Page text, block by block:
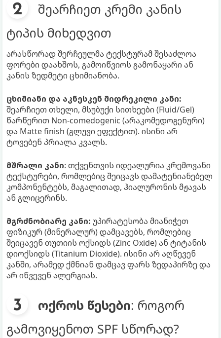
შეარჩიეთ კრემი კანის
ტიპის მიხედვით
არასწორად შერჩეულმა ტექსტურამ შესაძლოა
ფორები დაახშოს, გამოიწვიოს გამონაყარი ან
კანის ზედმეტი ცხიმიანობა.
ცხიმიანი და აკნესკენ მიდრეკილი კანი:
შეარჩიეთ თხელი, მსუბუქი სითხეები (Fluid/Gel)
წარწერით Non-comedogenic (არაკომედოგენური)
და Matte finish (გლუვი ეფექტით). ისინი არ
ტოვებენ პრიალა კვალს.
მშრალი კანი: თქვენთვის იდეალურია კრემოვანი
ტექსტურები, რომლებიც შეიცავს დამატენიანებელ
კომპონენტებს, მაგალითად, ჰიალურონის მჟავას
ან გლიცერინს.
მგრძნობიარე კანი: უპირატესობა მიანიჭეთ
ფიზიკურ (მინერალურ) დამცავებს, რომლებიც
შეიცავენ თუთიის ოქსიდს (Zinc Oxide) ან ტიტანის
დიოქსიდს (Titanium Dioxide). ისინი არ აღწევენ
კანში, არამედ ქმნიან დამცავ ფარს ზედაპირზე და
არ იწვევენ ალერგიას.
ოქროს წესები: როგორ
გამოვიყენოთ SPF სწორად?